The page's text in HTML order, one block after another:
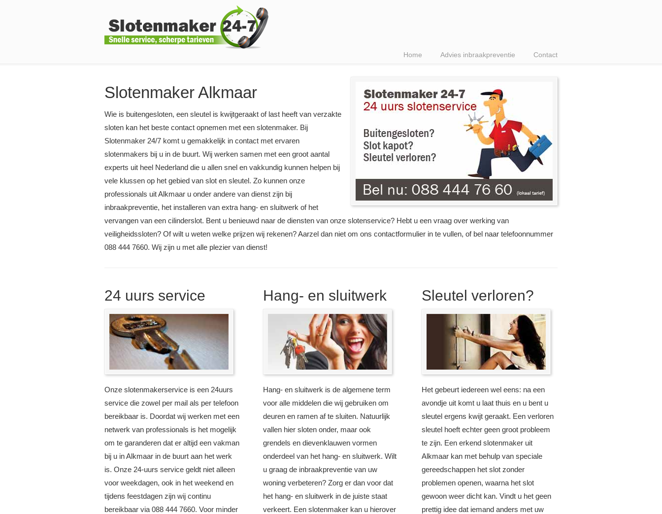
Home Advies inbraakpreventie Contact
Slotenmaker Alkmaar
Wie is buitengesloten, een sleutel is kwijtgeraakt of last heeft van verzakte
sloten kan het beste contact opnemen met een slotenmaker. Bij
Slotenmaker 24/7 komt u gemakkelijk in contact met ervaren
slotenmakers bij u in de buurt. Wij werken samen met een groot aantal
experts uit heel Nederland die u allen snel en vakkundig kunnen helpen bij
vele klussen op het gebied van slot en sleutel. Zo kunnen onze
professionals uit Alkmaar u onder andere van dienst zijn bij
inbraakpreventie, het installeren van extra hang- en sluitwerk of het
vervangen van een cilinderslot. Bent u benieuwd naar de diensten van onze slotenservice? Hebt u een vraag over werking van
veiligheidssloten? Of wilt u weten welke prijzen wij rekenen? Aarzel dan niet om ons contactformulier in te vullen, of bel naar telefoonnummer
088 444 7660. Wij zijn u met alle plezier van dienst!
24 uurs service
Onze slotenmakerservice is een 24uurs
service die zowel per mail als per telefoon
bereikbaar is. Doordat wij werken met een
netwerk van professionals is het mogelijk
om te garanderen dat er altijd een vakman
bij u in Alkmaar in de buurt aan het werk
is. Onze 24-uurs service geldt niet alleen
voor weekdagen, ook in het weekend en
tijdens feestdagen zijn wij continu
bereikbaar via 088 444 7660. Voor minder
Hang- en sluitwerk
Hang- en sluitwerk is de algemene term
voor alle middelen die wij gebruiken om
deuren en ramen af te sluiten. Natuurlijk
vallen hier sloten onder, maar ook
grendels en dievenklauwen vormen
onderdeel van het hang- en sluitwerk. Wilt
u graag de inbraakpreventie van uw
woning verbeteren? Zorg er dan voor dat
het hang- en sluitwerk in de juiste staat
verkeert. Een slotenmaker kan u hierover
Sleutel verloren?
Het gebeurt iedereen wel eens: na een
avondje uit komt u laat thuis en u bent u
sleutel ergens kwijt geraakt. Een verloren
sleutel hoeft echter geen groot probleem
te zijn. Een erkend slotenmaker uit
Alkmaar kan met behulp van speciale
gereedschappen het slot zonder
problemen openen, waarna het slot
gewoon weer dicht kan. Vindt u het geen
prettig idee dat iemand anders met uw